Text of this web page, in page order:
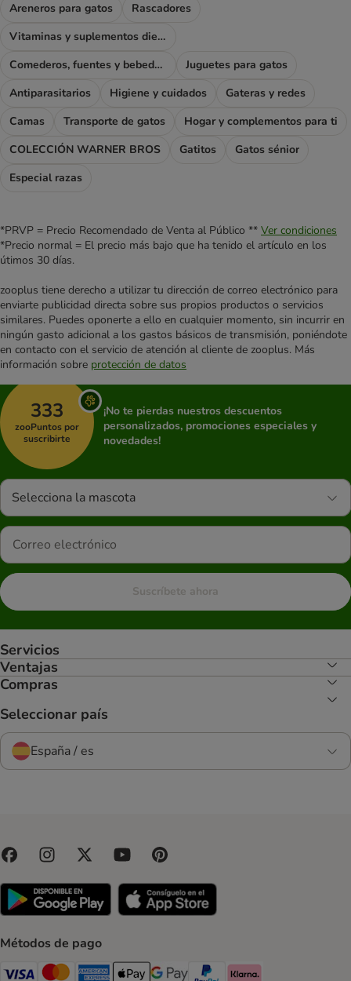
Areneros para gatos
Rascadores
Vitaminas y suplementos dietéticos
Comederos, fuentes y bebederos
Juguetes para gatos
Antiparasitarios
Higiene y cuidados
Gateras y redes
Camas
Transporte de gatos
Hogar y complementos para ti
COLECCIÓN WARNER BROS
Gatitos
Gatos sénior
Especial razas
*PRVP = Precio Recomendado de Venta al Público ** Ver condiciones
*Precio normal = El precio más bajo que ha tenido el artículo en los
útimos 30 días.
zooplus tiene derecho a utilizar tu dirección de correo electrónico para
enviarte publicidad directa sobre sus propios productos o servicios
similares. Puedes oponerte a ello en cualquier momento, sin incurrir en
ningún gasto adicional a los gastos básicos de transmisión, poniéndote
en contacto con el servicio de atención al cliente de zooplus. Más
información sobre protección de datos
333
zooPuntos por
suscribirte
¡No te pierdas nuestros descuentos
personalizados, promociones especiales y
novedades!
Selecciona la mascota
Suscríbete ahora
Servicios
Ventajas
Compras
Seleccionar país
España / es
Métodos de pago